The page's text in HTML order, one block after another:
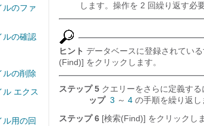
ルのファ
ルの確認
ルの削除
エクス
用の回
します。操作を 2 回繰り返す必
ヒント データベースに登録されてい
(Find)] をクリックします。
ステップ 5 クエリーをさらに定義する
ップ 3 ～ 4 の手順を繰り返し
ステップ 6 [検索(Find)] をクリックし